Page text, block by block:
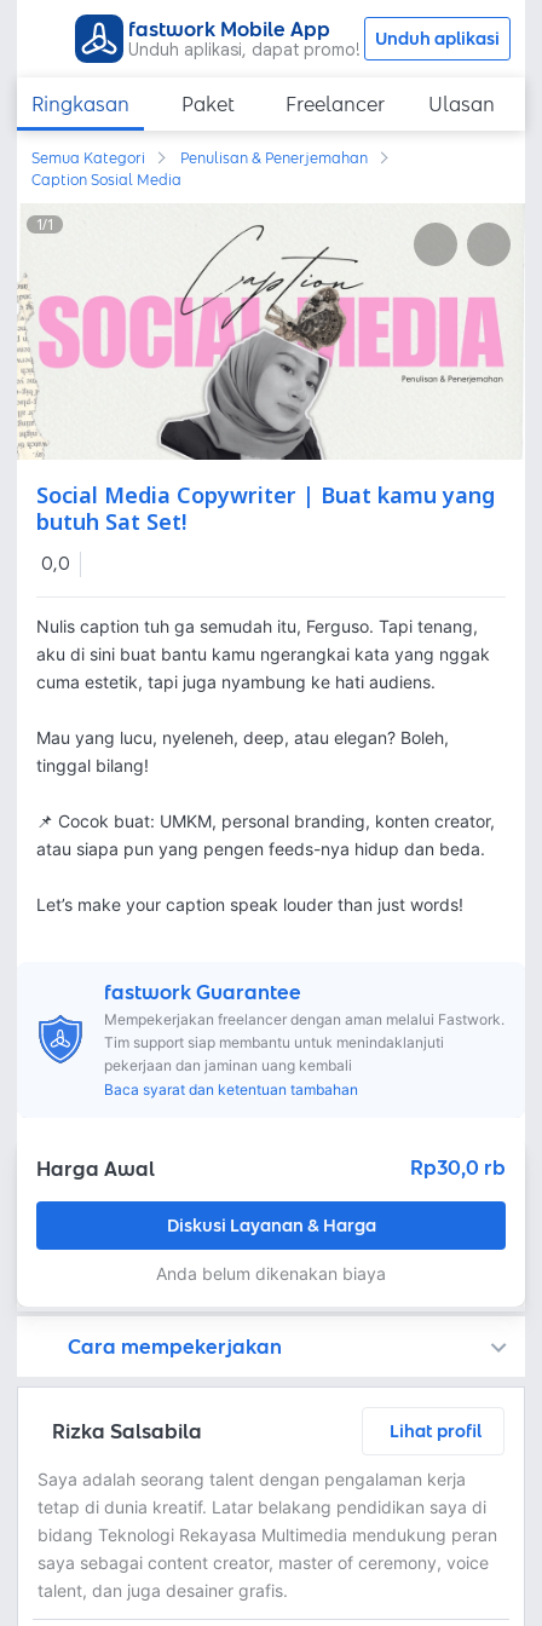
fastwork Mobile App
Unduh aplikasi, dapat promo! Unduh aplikasi
Ringkasan Paket Freelancer Ulasan
Semua Kategori
Penulisan & Penerjemahan
Caption Sosial Media
1/1
Social Media Copywriter | Buat kamu yang
butuh Sat Set!
0,0
Nulis caption tuh ga semudah itu, Ferguso. Tapi tenang,
aku di sini buat bantu kamu ngerangkai kata yang nggak
cuma estetik, tapi juga nyambung ke hati audiens.
Mau yang lucu, nyeleneh, deep, atau elegan? Boleh,
tinggal bilang!
📌 Cocok buat: UMKM, personal branding, konten creator,
atau siapa pun yang pengen feeds-nya hidup dan beda.
Let’s make your caption speak louder than just words!
fastwork Guarantee
Mempekerjakan freelancer dengan aman melalui Fastwork.
Tim support siap membantu untuk menindaklanjuti
pekerjaan dan jaminan uang kembali
Baca syarat dan ketentuan tambahan
Harga Awal Rp30,0 rb
Diskusi Layanan & Harga
Anda belum dikenakan biaya
Cara mempekerjakan
Rizka Salsabila Lihat profil
Saya adalah seorang talent dengan pengalaman kerja
tetap di dunia kreatif. Latar belakang pendidikan saya di
bidang Teknologi Rekayasa Multimedia mendukung peran
saya sebagai content creator, master of ceremony, voice
talent, dan juga desainer grafis.